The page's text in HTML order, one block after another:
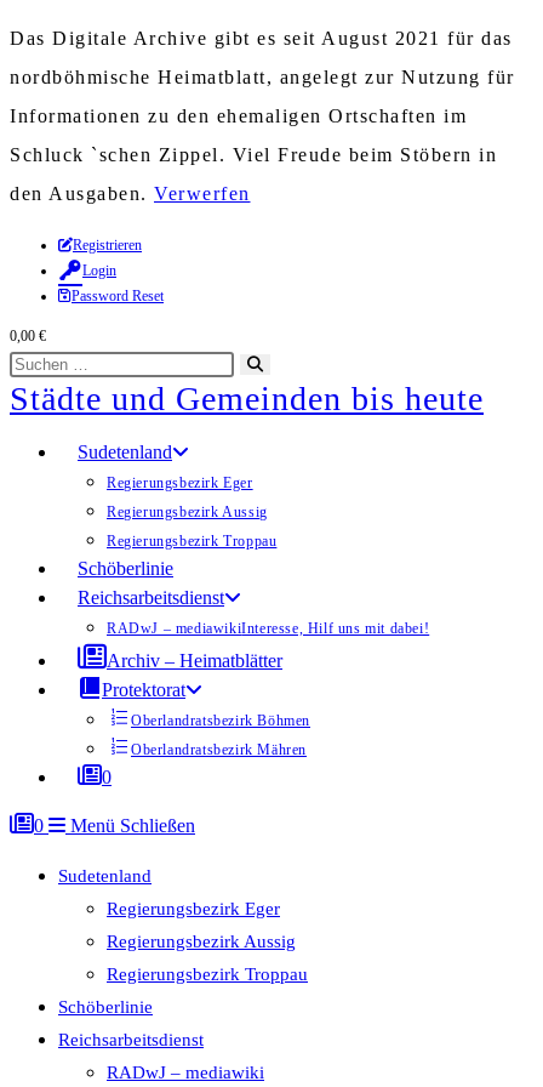
Das Digitale Archive gibt es seit August 2021 für das
nordböhmische Heimatblatt, angelegt zur Nutzung für
Informationen zu den ehemaligen Ortschaften im
Schluck `schen Zippel. Viel Freude beim Stöbern in
den Ausgaben. Verwerfen
Zum
Inhalt
springen
Registrieren
Login
Password Reset
0,00 €
Diese
Website
durchsuchen
starten
Städte und Gemeinden bis heute
Sudetenland
Regierungsbezirk Eger
Regierungsbezirk Aussig
Regierungsbezirk Troppau
Schöberlinie
Reichsarbeitsdienst
RADwJ – mediawikiInteresse, Hilf uns mit dabei!
Archiv – Heimatblätter
Protektorat
Oberlandratsbezirk Böhmen
Oberlandratsbezirk Mähren
0
0 Menü Schließen
Sudetenland
Regierungsbezirk Eger
Regierungsbezirk Aussig
Regierungsbezirk Troppau
Schöberlinie
Reichsarbeitsdienst
RADwJ – mediawiki